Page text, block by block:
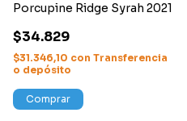
Porcupine Ridge Syrah 2021
$34.829
$31.346,10 con Transferencia
o depósito
Comprar